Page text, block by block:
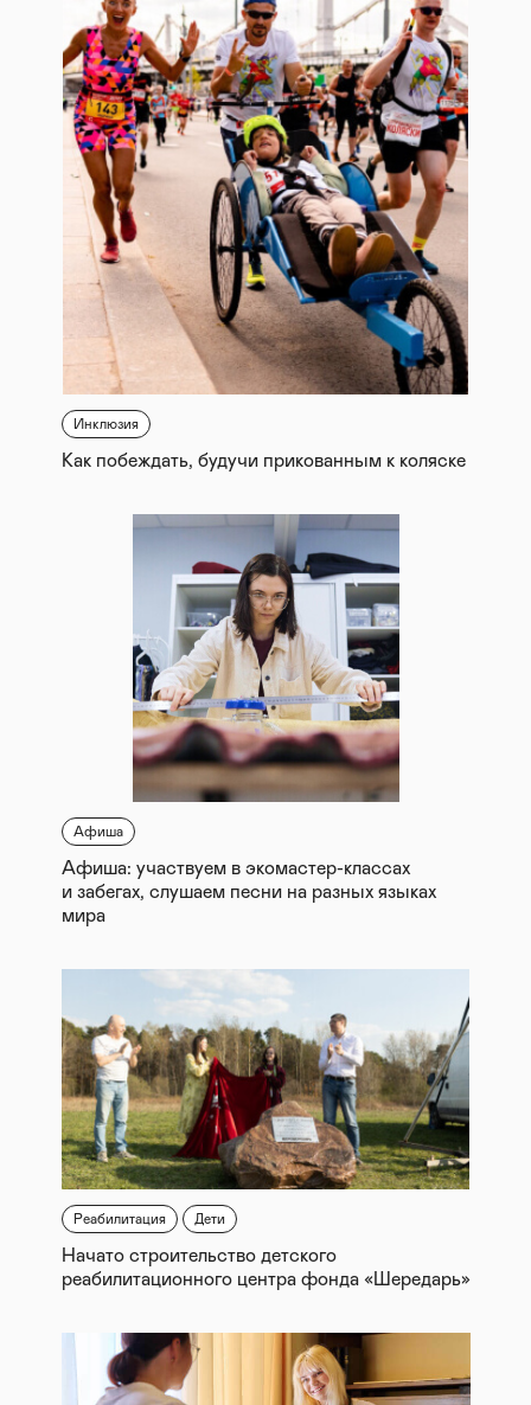
Инклюзия
Как побеждать, будучи прикованным к коляске
Афиша
Афиша: участвуем в экомастер-классах
и забегах, слушаем песни на разных языках
мира
Реабилитация Дети
Начато строительство детского
реабилитационного центра фонда «Шередарь»